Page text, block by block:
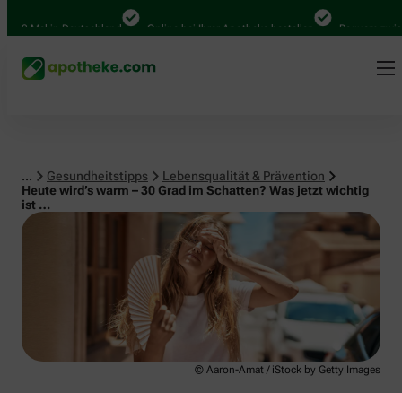
Mal in Deutschland Online bei Ihrer Apotheke bestellen Bequem
... Gesundheitstipps
Lebensqualität & Prävention
Heute wird’s warm – 30 Grad im Schatten? Was jetzt wichtig
ist …
Lebensqualität & Prävention
© Aaron-Amat / iStock by Getty Images